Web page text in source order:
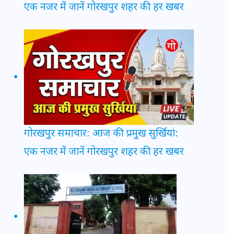
एक नजर में जानें गोरखपुर शहर की हर खबर
गोरखपुर समाचार: आज की प्रमुख सुर्खियां:
एक नजर में जानें गोरखपुर शहर की हर खबर